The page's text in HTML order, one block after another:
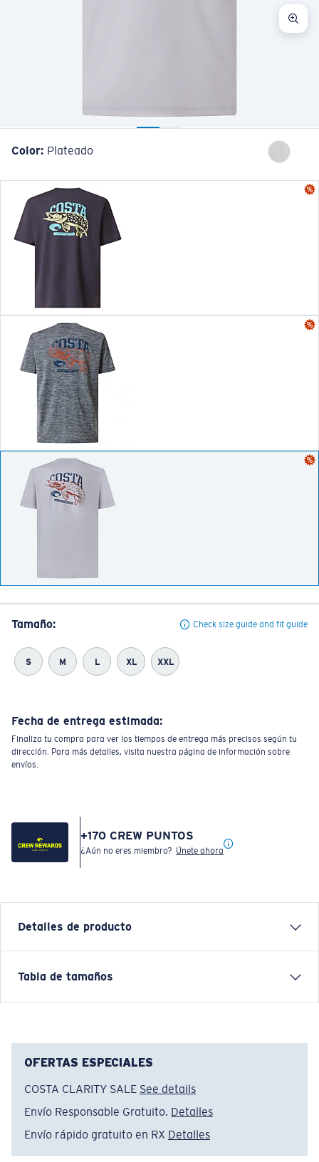
Color: Plateado
Tamaño: Check size guide and fit guide
S M L XL XXL
Fecha de entrega estimada:
Finaliza tu compra para ver los tiempos de entrega más precisos según tu
dirección. Para más detalles, visita nuestra página de información sobre
envíos.
+170 CREW PUNTOS
¿Aún no eres miembro? Únete ahora
Detalles de producto
Inspired by water and fueled by adventure, Costa T-
Artículo n.°:FQA401316-29S
Tamaño:XXL
Tabla de tamaños
OFERTAS ESPECIALES
COSTA CLARITY SALE See details
Envío Responsable Gratuito. Detalles
Envío rápido gratuito en RX Detalles